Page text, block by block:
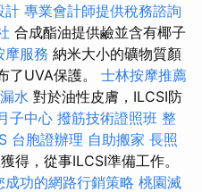
計 專業會計師提供稅務諮詢
合成酯油提供鹼並含有椰子
摩服務 納米大小的礦物質顏
了UVA保護。 士林按摩推薦
水 對於油性皮膚，ILCSI防
子中心 撥筋技術證照班 整
台胞證辦理 自助搬家 長照
得，從事ILCSI準備工作。
成功的網路行銷策略 桃園滅